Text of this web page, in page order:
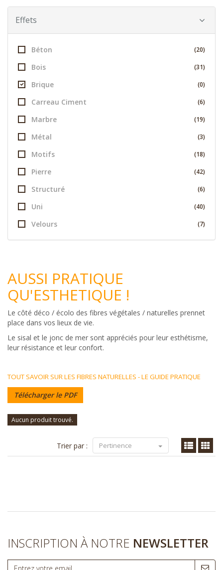
Effets
Béton (20)
Bois (31)
Brique (0)
Carreau Ciment (6)
Marbre (19)
Métal (3)
Motifs (18)
Pierre (42)
Structuré (6)
Uni (40)
Velours (7)
AUSSI PRATIQUE
QU'ESTHETIQUE !
Le côté déco / écolo des fibres végétales / naturelles prennet
place dans vos lieux de vie.
Le sisal et le jonc de mer sont appréciés pour leur esthétisme,
leur résistance et leur confort.
TOUT SAVOIR SUR LES FIBRES NATURELLES - LE GUIDE PRATIQUE
Télécharger le PDF
Aucun produit trouvé.
Trier par : Pertinence
INSCRIPTION À NOTRE NEWSLETTER